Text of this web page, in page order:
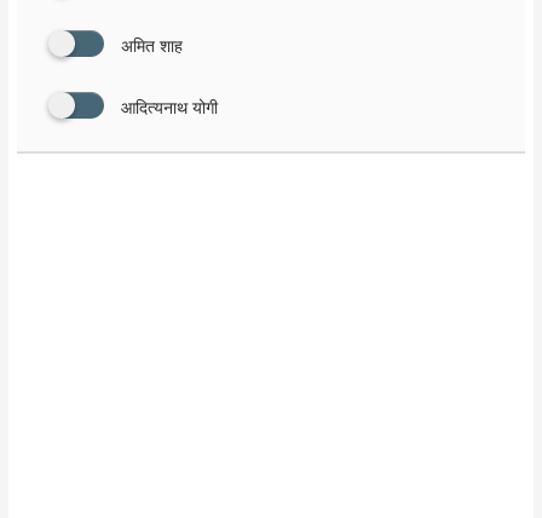
अमित शाह
आदित्यनाथ योगी